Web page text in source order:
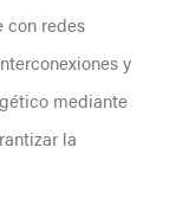
con redes
y
mediante
la